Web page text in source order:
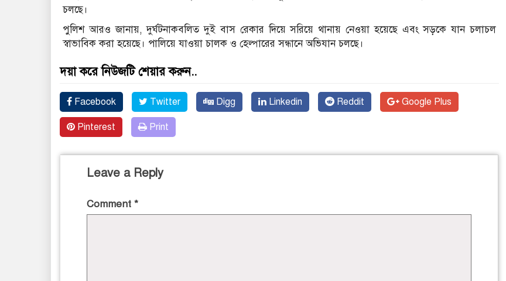
চলছে।
পুলিশ আরও জানায়, দুর্ঘটনাকবলিত দুই বাস রেকার দিয়ে সরিয়ে থানায় নেওয়া হয়েছে এবং সড়কে যান চলাচল
স্বাভাবিক করা হয়েছে। পালিয়ে যাওয়া চালক ও হেল্পারের সন্ধানে অভিযান চলছে।
দয়া করে নিউজটি শেয়ার করুন..
Facebook Twitter Digg Linkedin Reddit Google Plus
Pinterest Print
Leave a Reply
Comment *